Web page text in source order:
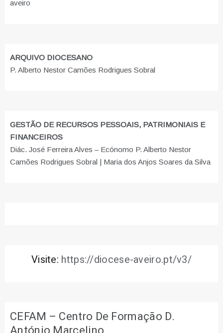
aveiro
ARQUIVO DIOCESANO
P. Alberto Nestor Camões Rodrigues Sobral
GESTÃO DE RECURSOS PESSOAIS, PATRIMONIAIS E
FINANCEIROS
Diác. José Ferreira Alves – Ecónomo P. Alberto Nestor
Camões Rodrigues Sobral | Maria dos Anjos Soares da Silva
Visite: https://diocese-aveiro.pt/v3/
CEFAM – Centro De Formação D.